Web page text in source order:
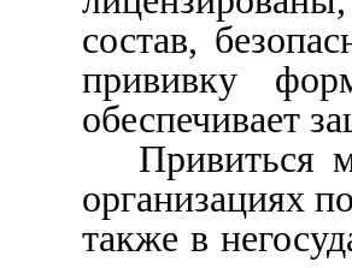
состав,
прививку
обеспечивает
Привиться
организациях
также в